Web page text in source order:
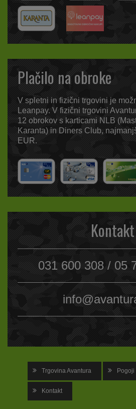
Plačilo na obroke
V spletni in fizični trgovini je
Leanpay. V fizični trgovini
12 obrokov s karticami NLB
Karanta) in Diners Club,
EUR.
Kontakt
031 600 308 / 05
Trgovina Avantura
Kontakt